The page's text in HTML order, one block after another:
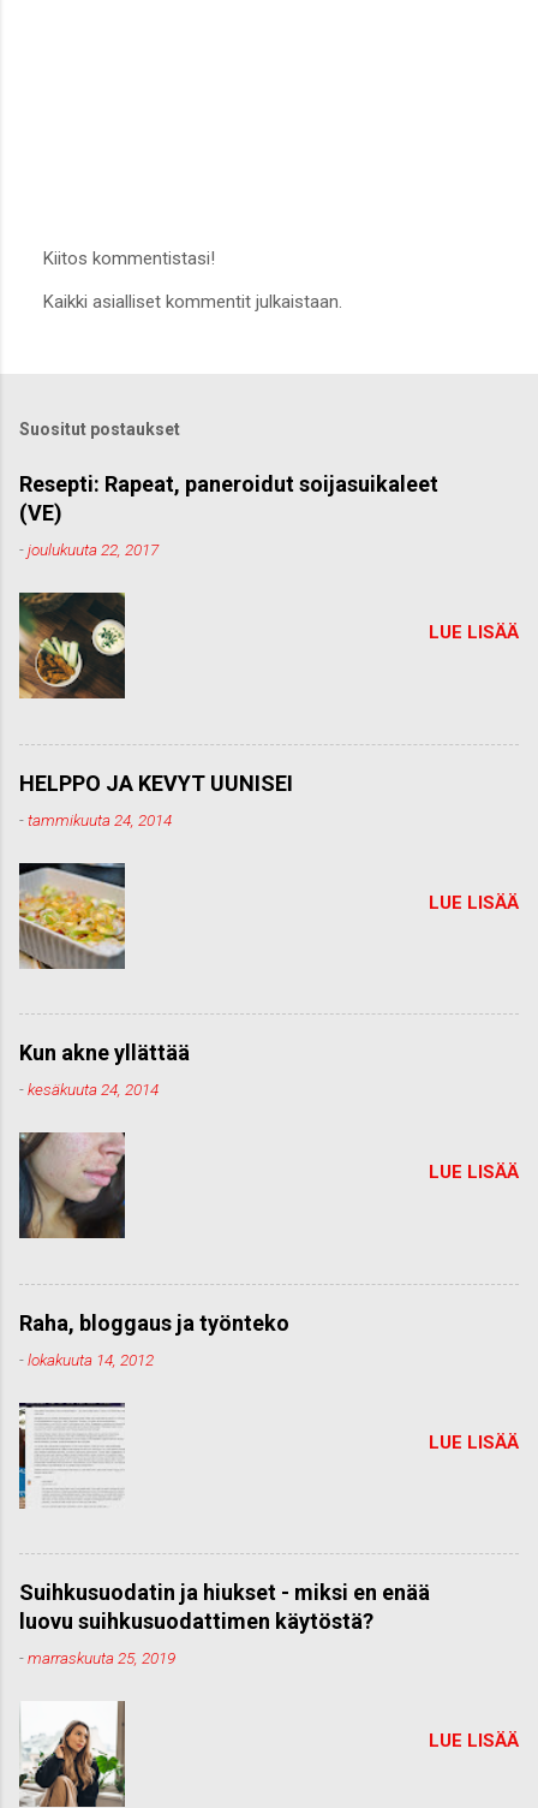
ä
o
m
e
n
t
Kiitos kommentistasi!
Kaikki asialliset kommentit julkaistaan.
Suositut postaukset
Resepti: Rapeat, paneroidut soijasuikaleet
(VE)
-joulukuuta 22, 2017
LUE LISÄÄ
HELPPO JA KEVYT UUNISEI
-tammikuuta 24, 2014
LUE LISÄÄ
Kun akne yllättää
-kesäkuuta 24, 2014
LUE LISÄÄ
Raha, bloggaus ja työnteko
-lokakuuta 14, 2012
LUE LISÄÄ
Suihkusuodatin ja hiukset - miksi en enää
luovu suihkusuodattimen käytöstä?
-marraskuuta 25, 2019
LUE LISÄÄ